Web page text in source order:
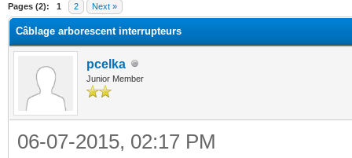
Pages (2): 1 2 Next »
Câblage arborescent interrupteurs
pcelka
Junior Member
06-07-2015, 02:17 PM